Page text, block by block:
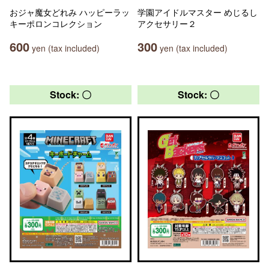
おジャ魔女どれみ ハッピーラッ
キーポロンコレクション
600 yen (tax included)
学園アイドルマスター めじるし
アクセサリー２
300 yen (tax included)
Stock: 〇 Stock: 〇